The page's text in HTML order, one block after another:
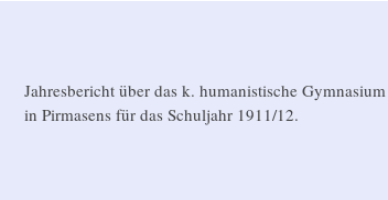
Jahresbericht über das k. humanistische Gymnasium
in Pirmasens für das Schuljahr 1911/12.